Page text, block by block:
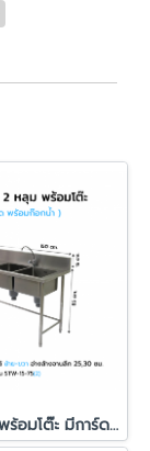
อ่างล้างจาน พร้อมโต๊ะ มีการ์ด อ่าง 2 หลุม รุ่น STW-15-75